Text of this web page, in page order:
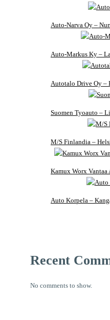
Auto-Narva Oy –
Auto-Markus Ky –
Autotalo Drive Oy –
Suomen Tyoauto –
M/S Finlandia –
Kamux Worx
Auto Korpela –
Recent
No comments to show.